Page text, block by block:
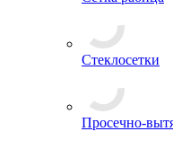
Стеклосетки
Просечно-